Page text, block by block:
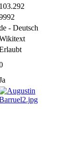
103.292
- Deutsch